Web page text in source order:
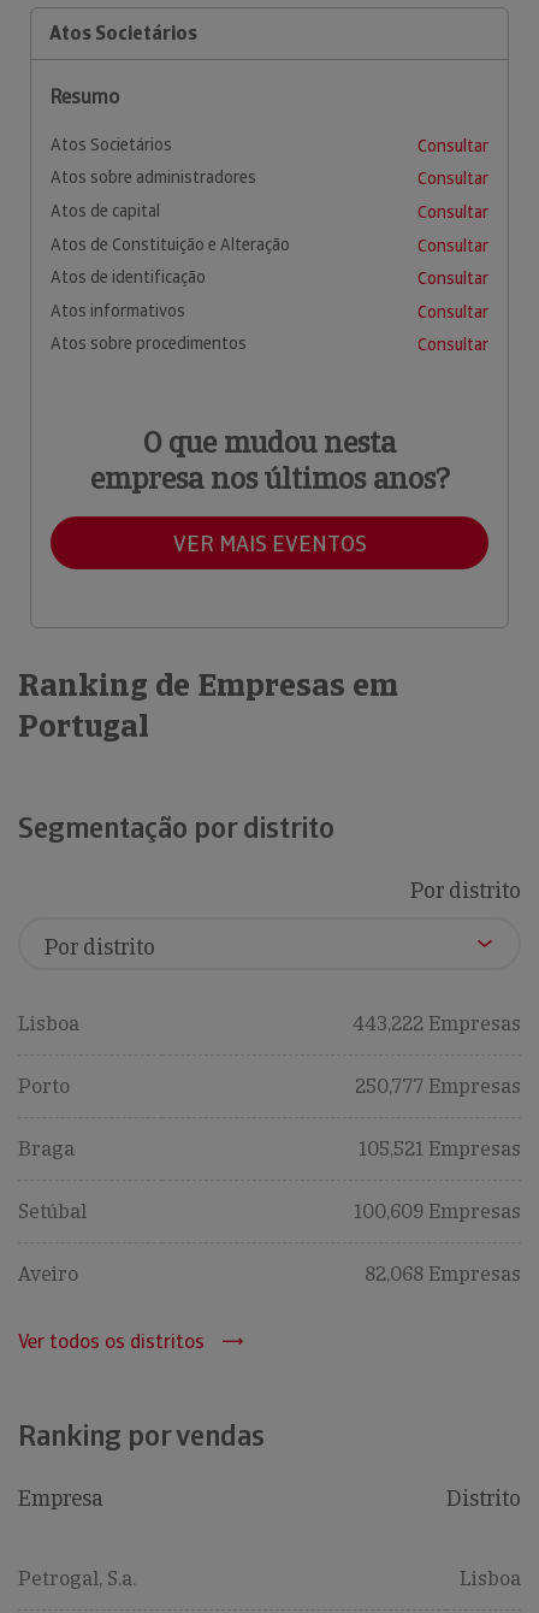
Atos Societários
Resumo
Atos Societários
Consultar
Atos sobre administradores
Consultar
Atos de capital
Consultar
Atos de Constituição e Alteração
Consultar
Atos de identificação
Consultar
Atos informativos
Consultar
Atos sobre procedimentos
Consultar
O que mudou nesta
empresa nos últimos anos?
VER MAIS EVENTOS
Ranking de Empresas em
Portugal
Segmentação por distrito
Por distrito
Lisboa 443,222 Empresas
Porto 250,777 Empresas
Braga 105,521 Empresas
Setúbal 100,609 Empresas
Aveiro 82,068 Empresas
Ver todos os distritos
Ranking por vendas
Empresa Distrito
Petrogal, S.a. Lisboa